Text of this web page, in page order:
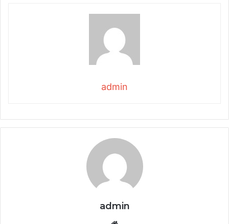
admin
admin